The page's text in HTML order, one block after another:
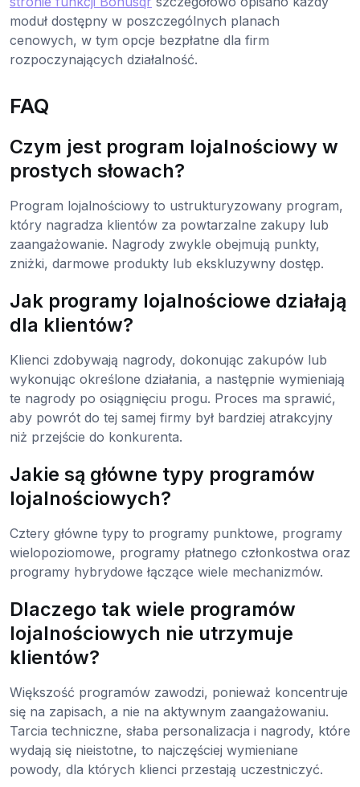
moduł dostępny w poszczególnych planach
cenowych, w tym opcje bezpłatne dla firm
rozpoczynających działalność.
FAQ
Czym jest program lojalnościowy w
prostych słowach?
Program lojalnościowy to ustrukturyzowany program,
który nagradza klientów za powtarzalne zakupy lub
zaangażowanie. Nagrody zwykle obejmują punkty,
zniżki, darmowe produkty lub ekskluzywny dostęp.
Jak programy lojalnościowe działają
dla klientów?
Klienci zdobywają nagrody, dokonując zakupów lub
wykonując określone działania, a następnie wymieniają
te nagrody po osiągnięciu progu. Proces ma sprawić,
aby powrót do tej samej firmy był bardziej atrakcyjny
niż przejście do konkurenta.
Jakie są główne typy programów
lojalnościowych?
Cztery główne typy to programy punktowe, programy
wielopoziomowe, programy płatnego członkostwa oraz
programy hybrydowe łączące wiele mechanizmów.
Dlaczego tak wiele programów
lojalnościowych nie utrzymuje
klientów?
Większość programów zawodzi, ponieważ koncentruje
się na zapisach, a nie na aktywnym zaangażowaniu.
Tarcia techniczne, słaba personalizacja i nagrody, które
wydają się nieistotne, to najczęściej wymieniane
powody, dla których klienci przestają uczestniczyć.